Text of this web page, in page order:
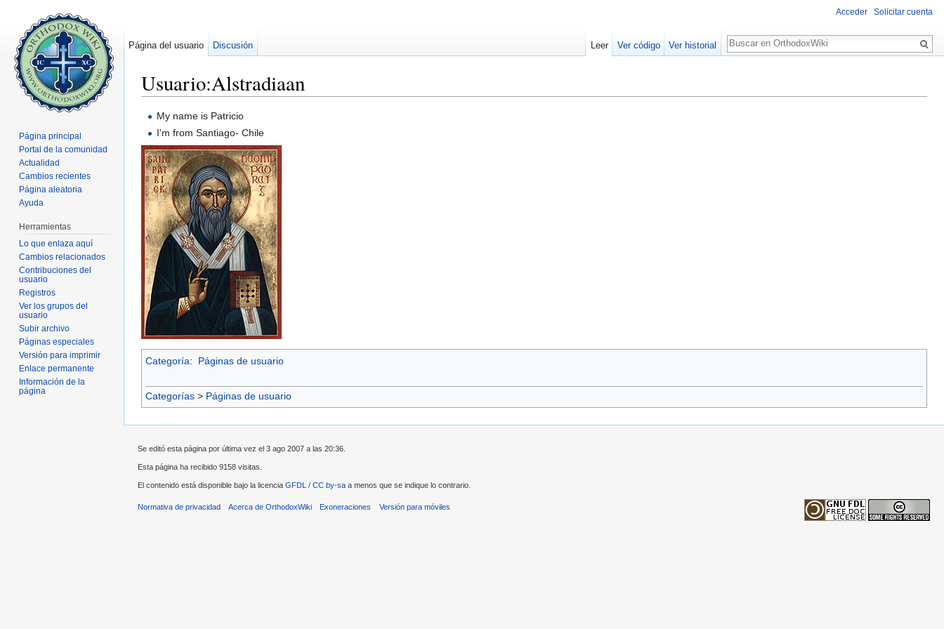
Usuario:Alstradiaan
My name is Patricio
I'm from Santiago- Chile
Categoría: Páginas de usuario
Categorías > Páginas de usuario
Acceder Solicitar cuenta
Página del usuario Discusión Leer Ver código Ver historial
Buscar
Página principal
Portal de la comunidad
Actualidad
Cambios recientes
Página aleatoria
Ayuda
Herramientas
Lo que enlaza aquí
Cambios relacionados
Contribuciones del
usuario
Registros
Ver los grupos del
usuario
Subir archivo
Páginas especiales
Versión para imprimir
Enlace permanente
Información de la
página
Se editó esta página por última vez el 3 ago 2007 a las 20:36.
Esta página ha recibido 9158 visitas.
El contenido está disponible bajo la licencia GFDL / CC by-sa a menos que se indique lo contrario.
Normativa de privacidad Acerca de OrthodoxWiki Exoneraciones Versión para móviles